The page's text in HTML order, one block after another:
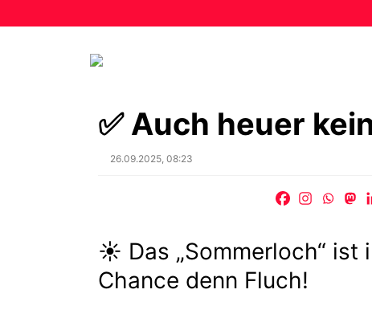
✅ Auch heuer
Posted
26.09.2025, 08:23
☀️ Das „Sommerloch“ ist
Chance denn Fluch!